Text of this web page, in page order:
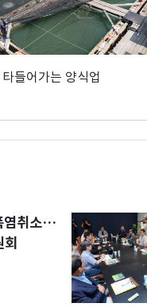
들어가는 양식업
염취소…